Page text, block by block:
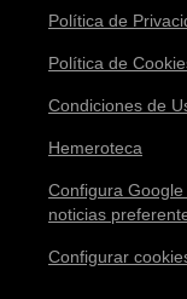
Política de
Política de
Condiciones de
Hemeroteca
Configura
noticias
Configurar